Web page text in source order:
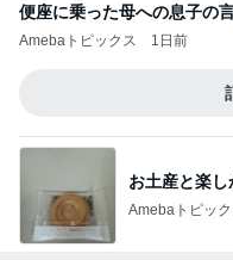
便座に乗った母への息子の
Amebaトピックス 1日前
お土産と楽
Amebaトピック